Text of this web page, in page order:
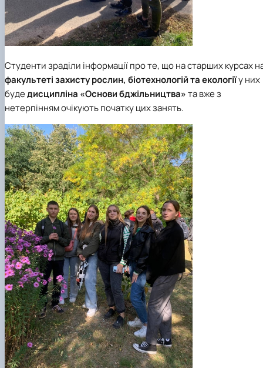
Студенти зраділи інформації про те, що на старших курсах
факультеті захисту рослин, біотехнологій та екологіїу них
будедисципліна «Основи бджільництва»та вже з
нетерпінням очікують початку цих занять.